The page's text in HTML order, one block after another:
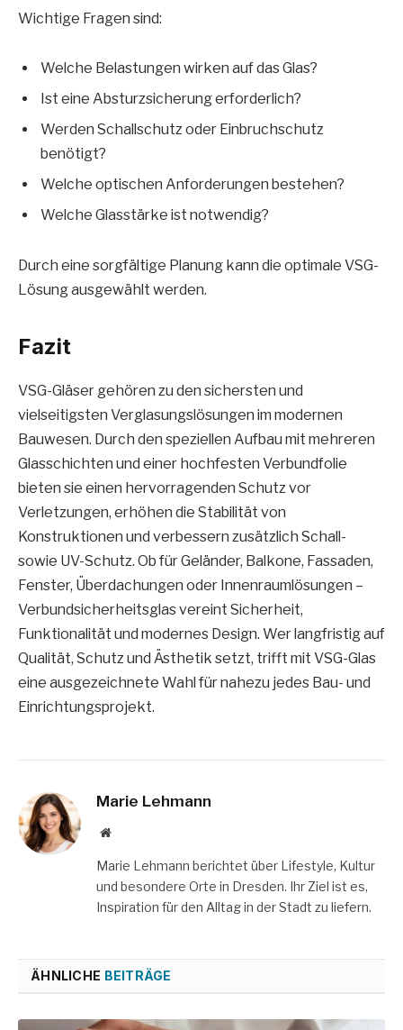
Wichtige Fragen sind:
Welche Belastungen wirken auf das Glas?
Ist eine Absturzsicherung erforderlich?
Werden Schallschutz oder Einbruchschutz
benötigt?
Welche optischen Anforderungen bestehen?
Welche Glasstärke ist notwendig?
Durch eine sorgfältige Planung kann die optimale VSG-
Lösung ausgewählt werden.
Fazit
VSG-Gläser gehören zu den sichersten und
vielseitigsten Verglasungslösungen im modernen
Bauwesen. Durch den speziellen Aufbau mit mehreren
Glasschichten und einer hochfesten Verbundfolie
bieten sie einen hervorragenden Schutz vor
Verletzungen, erhöhen die Stabilität von
Konstruktionen und verbessern zusätzlich Schall-
sowie UV-Schutz. Ob für Geländer, Balkone, Fassaden,
Fenster, Überdachungen oder Innenraumlösungen –
Verbundsicherheitsglas vereint Sicherheit,
Funktionalität und modernes Design. Wer langfristig auf
Qualität, Schutz und Ästhetik setzt, trifft mit VSG-Glas
eine ausgezeichnete Wahl für nahezu jedes Bau- und
Einrichtungsprojekt.
Marie Lehmann
Website
Marie Lehmann berichtet über Lifestyle, Kultur
und besondere Orte in Dresden. Ihr Ziel ist es,
Inspiration für den Alltag in der Stadt zu liefern.
ÄHNLICHE BEITRÄGE